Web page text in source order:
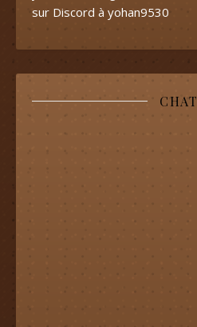
sur Discord à yohan9530
CHAT